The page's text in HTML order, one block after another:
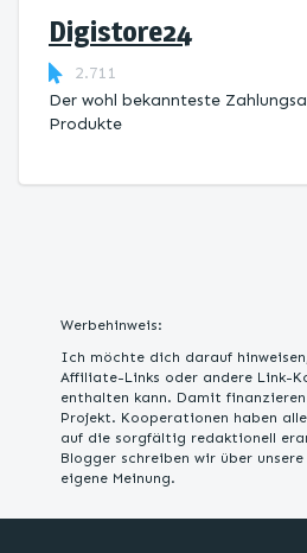
Digistore24
2.711
Der wohl bekannteste
Produkte
Werbehinweis:
Ich möchte dich darauf
Affiliate-Links oder andere Link-
enthalten kann. Damit
Projekt. Kooperationen haben
auf die sorgfältig redaktionell
Blogger schreiben wir über
eigene Meinung.